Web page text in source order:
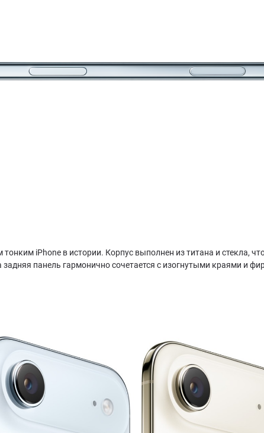
iPhone в истории. Корпус выполнен из титана и стекла,
панель гармонично сочетается с изогнутыми краями и